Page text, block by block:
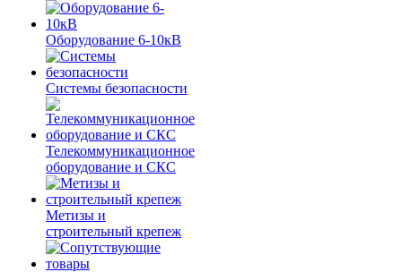
Оборудование 6-10кВ
Системы безопасности
Телекоммуникационное
оборудование и СКС
Метизы и
строительный крепеж